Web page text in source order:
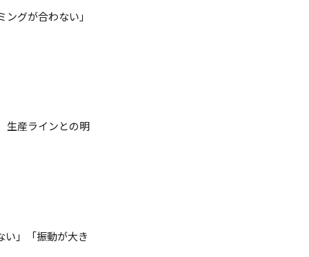
グが合わない」
生産ラインとの明
い」「振動が大き